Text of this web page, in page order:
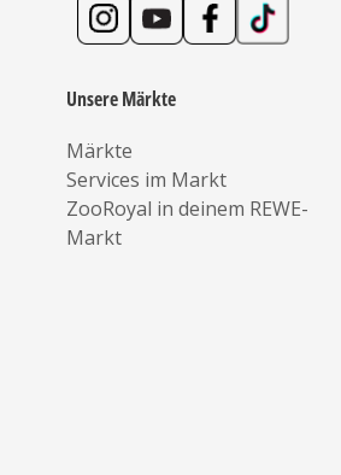
Unsere Märkte
Märkte
Services im Markt
ZooRoyal in deinem REWE-
Markt